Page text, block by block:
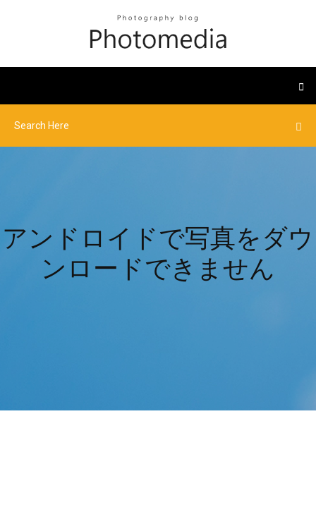
アンドロイドで写真をダウ
ンロードできません